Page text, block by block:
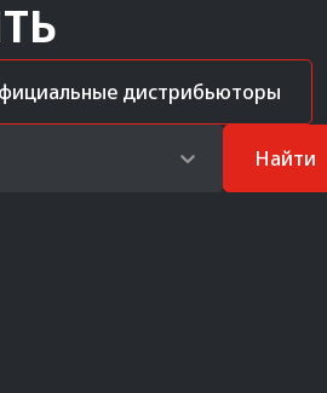
дистрибьюторы
Найти